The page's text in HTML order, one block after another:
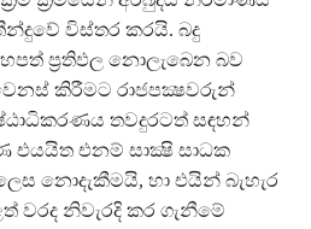
විස්තර කරයි. බදු
ප්‍රතිඵල නොලැබෙන බව
කිරීමට රාජපක්‍ෂවරුන්
තවදුරටත් සඳහන්
එයයිත එනම් සාක්‍ෂි සාධක
නොදැකීමයි, හා එයින් බැහැර
වරද නිවැරදි කර ගැනීමේ